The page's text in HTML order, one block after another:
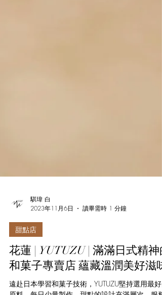
騏瑋 白
2023年11月6日
甜點店
花蓮 | YUTUZU | 滿滿日式精神
和菓子專賣店 蘊藏溫潤美好滋味